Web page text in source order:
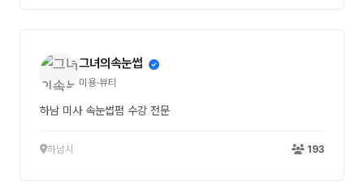
그녀의속눈썹
미용·뷰티
하남 미사 속눈썹펌 수강 전문
하남시 193